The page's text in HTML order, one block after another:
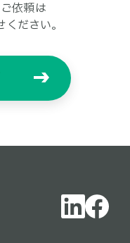
依頼は
ださい。